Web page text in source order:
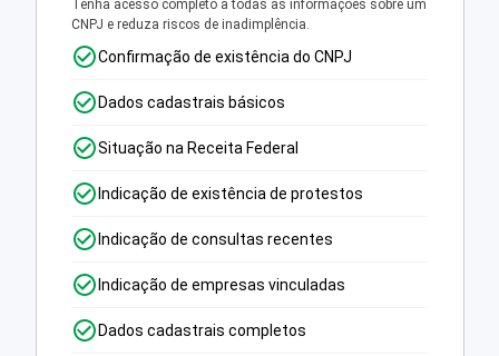
Tenha acesso completo a todas as informações sobre um
CNPJ e reduza riscos de inadimplência.
Confirmação de existência do CNPJ
Dados cadastrais básicos
Situação na Receita Federal
Indicação de existência de protestos
Indicação de consultas recentes
Indicação de empresas vinculadas
Dados cadastrais completos